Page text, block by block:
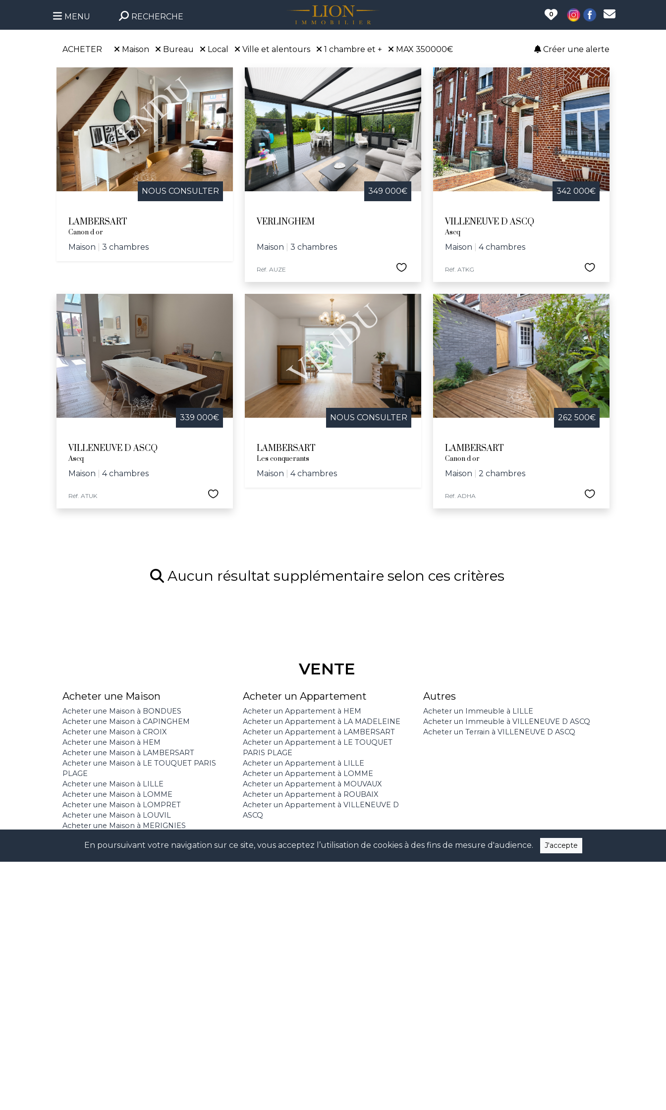
En poursuivant votre navigation sur ce site, vous acceptez l’utilisation de cookies à des fins de mesure d'audience. J'accepte
MENU RECHERCHE 0
Créer une alerte
ACHETER Maison Bureau Local Ville et alentours 1 chambre et + MAX 350000€
NOUS CONSULTER
LAMBERSART
Canon d or
Maison 3 chambres
349 000€
VERLINGHEM
Maison 3 chambres
Réf. AUZE
342 000€
VILLENEUVE D ASCQ
Ascq
Maison 4 chambres
Réf. ATKG
339 000€
VILLENEUVE D ASCQ
Ascq
Maison 4 chambres
Réf. ATUK
NOUS CONSULTER
LAMBERSART
Les conquerants
Maison 4 chambres
262 500€
LAMBERSART
Canon d or
Maison 2 chambres
Réf. ADHA
Aucun résultat supplémentaire selon ces critères
VENTE
Acheter une Maison
Acheter une Maison à BONDUES
Acheter une Maison à CAPINGHEM
Acheter une Maison à CROIX
Acheter une Maison à HEM
Acheter une Maison à LAMBERSART
Acheter une Maison à LE TOUQUET PARIS
PLAGE
Acheter une Maison à LILLE
Acheter une Maison à LOMME
Acheter une Maison à LOMPRET
Acheter une Maison à LOUVIL
Acheter une Maison à MERIGNIES
Acheter une Maison à PREMESQUES
Acheter un Appartement
Acheter un Appartement à HEM
Acheter un Appartement à LA MADELEINE
Acheter un Appartement à LAMBERSART
Acheter un Appartement à LE TOUQUET
PARIS PLAGE
Acheter un Appartement à LILLE
Acheter un Appartement à LOMME
Acheter un Appartement à MOUVAUX
Acheter un Appartement à ROUBAIX
Acheter un Appartement à VILLENEUVE D
ASCQ
Autres
Acheter un Immeuble à LILLE
Acheter un Immeuble à VILLENEUVE D ASCQ
Acheter un Terrain à VILLENEUVE D ASCQ